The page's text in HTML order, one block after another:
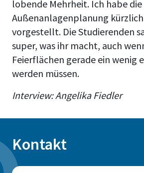
lobende Mehrheit. Ich habe die
Außenanlagenplanung
vorgestellt. Die Studierenden
super, was ihr macht, auch
Feierflächen gerade ein wenig
werden müssen.
Interview: Angelika Fiedler
Kontakt